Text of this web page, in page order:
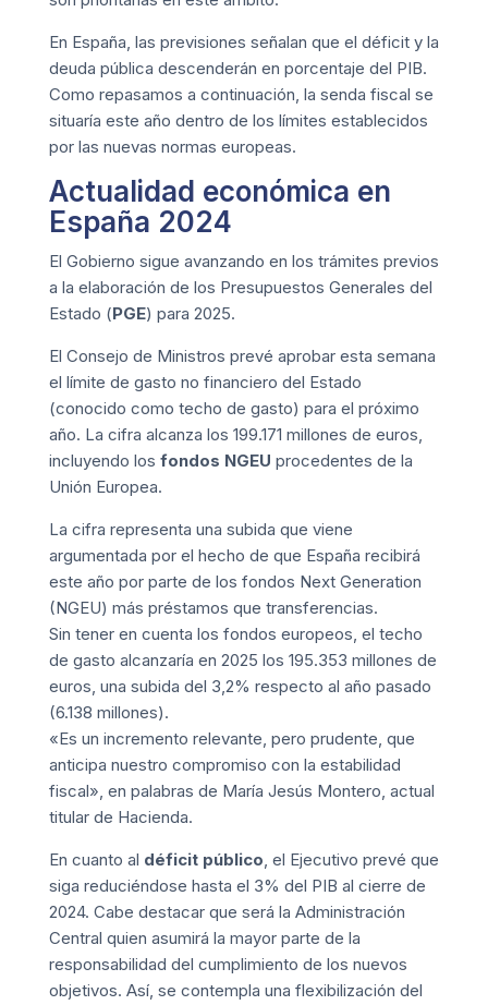
En España, las previsiones señalan que el déficit y la
deuda pública descenderán en porcentaje del PIB.
Como repasamos a continuación, la senda fiscal se
situaría este año dentro de los límites establecidos
por las nuevas normas europeas.
Actualidad económica en
España 2024
El Gobierno sigue avanzando en los trámites previos
a la elaboración de los Presupuestos Generales del
Estado (PGE) para 2025.
El Consejo de Ministros prevé aprobar esta semana
el límite de gasto no financiero del Estado
(conocido como techo de gasto) para el próximo
año. La cifra alcanza los 199.171 millones de euros,
incluyendo los fondos NGEU procedentes de la
Unión Europea.
La cifra representa una subida que viene
argumentada por el hecho de que España recibirá
este año por parte de los fondos Next Generation
(NGEU) más préstamos que transferencias.
Sin tener en cuenta los fondos europeos, el techo
de gasto alcanzaría en 2025 los 195.353 millones de
euros, una subida del 3,2% respecto al año pasado
(6.138 millones).
«Es un incremento relevante, pero prudente, que
anticipa nuestro compromiso con la estabilidad
fiscal», en palabras de María Jesús Montero, actual
titular de Hacienda.
En cuanto al déficit público, el Ejecutivo prevé que
siga reduciéndose hasta el 3% del PIB al cierre de
2024. Cabe destacar que será la Administración
Central quien asumirá la mayor parte de la
responsabilidad del cumplimiento de los nuevos
objetivos. Así, se contempla una flexibilización del